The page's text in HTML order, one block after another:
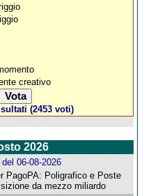
creativo
(2453 voti)
2026
del 06-08-2026
PagoPA: Poligrafico e Poste
da mezzo miliardo